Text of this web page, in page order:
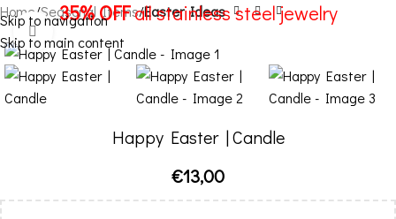
Skip to navigation
Skip to main content
35% OFFall stainless steel jewelry
Menu
Home Seasonal Items Easter Ideas
Click to enlarge
Happy Easter | Candle
€13,00